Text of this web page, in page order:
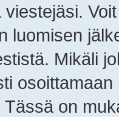
viestejäsi.
luomisen
Mikäli
on